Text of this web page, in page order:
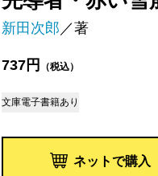
新田次郎 ／著
737円 （税込）
文庫電子書籍あり
ネットで購入